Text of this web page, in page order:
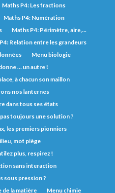
Maths P4: Les fractions
Maths P4: Numération
Maths P4: Périmètre, aire,...
Relation entre les grandeurs
Menu biologie
… un autre !
à chacun son maillon
nos lanternes
dans tous ses états
toujours une solution ?
les premiers pionniers
mot piège
plus, respirez !
sans interaction
sous pression ?
de la matière
Menu chimie